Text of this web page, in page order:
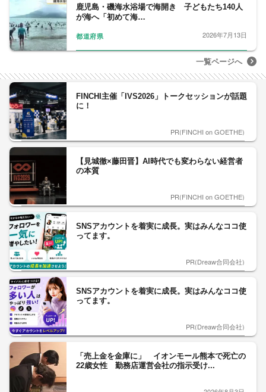
鹿児島・磯海水浴場で海開き 子どもたち140人
が海へ「初めて海…
都道府県 2026年7月13日
一覧ページへ
FINCHI主催「IVS2026」トークセッションが話題
に！
PR(FINCHI on GOETHE)
【見城徹×藤田晋】AI時代でも変わらない経営者
の本質
PR(FINCHI on GOETHE)
SNSアカウントを着実に成長。実はみんなココ使
ってます。
PR(Dreaw合同会社)
SNSアカウントを着実に成長。実はみんなココ使
ってます。
PR(Dreaw合同会社)
「売上金を金庫に」 イオンモール熊本で死亡の
22歳女性 勤務店運営会社の指示受け...